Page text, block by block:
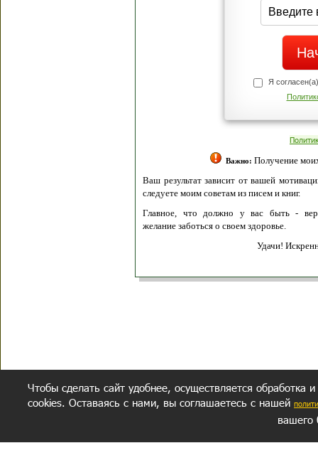
Я
Важно: Получение
Ваш результат зависит от вашей
следуете моим советам из писем и книг.
Главное, что должно у вас быть -
желание заботься о своем здоровье.
Удачи!
Чтобы сделать сайт удобнее, осуществляется обработка
cookies. Оставаясь с нами, вы соглашаетесь с нашей
вашего